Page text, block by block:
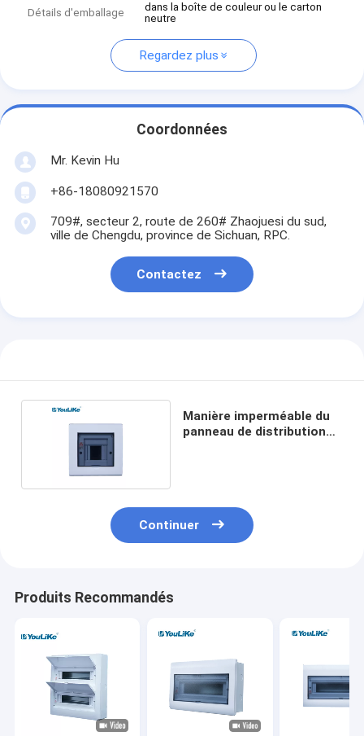
Détails d'emballage
dans la boîte de couleur ou le carton
neutre
Regardez plus
Coordonnées
Mr. Kevin Hu
+86-18080921570
709#, secteur 2, route de 260# Zhaojuesi du sud,
ville de Chengdu, province de Sichuan, RPC.
Contactez
Manière imperméable du
panneau de distribution
Continuer
Produits Recommandés